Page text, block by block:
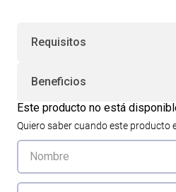
Requisitos
Beneficios
Este producto no está
Quiero saber cuando este producto